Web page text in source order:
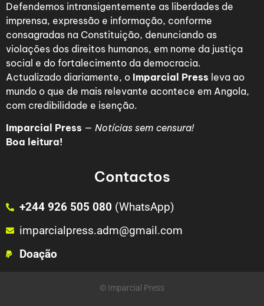
Defendemos intransigentemente as liberdades de
imprensa, expressão e informação, conforme
consagradas na Constituição, denunciando as
violações dos direitos humanos, em nome da justiça
social e do fortalecimento da democracia.
Actualizado diariamente, o Imparcial Press leva ao
mundo o que de mais relevante acontece em Angola,
com credibilidade e isenção.
Imparcial Press — Notícias sem censura!
Boa leitura!
Contactos
+244 926 505 080 (WhatsApp)
imparcialpress.adm@gmail.com
Doação
© Imparcial Press